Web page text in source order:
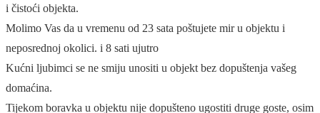
i čistoći objekta.
Molimo Vas da u vremenu od 23 sata poštujete mir u objektu i
neposrednoj okolici. i 8 sati ujutro
Kućni ljubimci se ne smiju unositi u objekt bez dopuštenja vašeg
domaćina.
Tijekom boravka u objektu nije dopušteno ugostiti druge goste, osim